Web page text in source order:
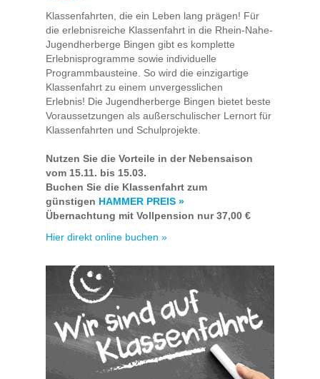
Klassenfahrten, die ein Leben lang prägen! Für
die erlebnisreiche Klassenfahrt in die Rhein-Nahe-
Jugendherberge Bingen gibt es komplette
Erlebnisprogramme sowie individuelle
Programmbausteine. So wird die einzigartige
Klassenfahrt zu einem unvergesslichen
Erlebnis! Die Jugendherberge Bingen bietet beste
Voraussetzungen als außerschulischer Lernort für
Klassenfahrten und Schulprojekte.
Nutzen Sie die Vorteile in der Nebensaison
vom 15.11. bis 15.03.
Buchen Sie die Klassenfahrt zum
günstigen HAMMER PREIS »
Übernachtung mit Vollpension nur 37,00 €
Hier direkt online buchen »